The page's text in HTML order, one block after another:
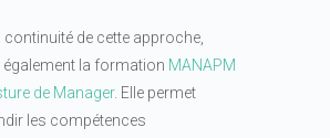
continuité de cette approche,
également la formation MANAPM
de Manager. Elle permet
les compétences